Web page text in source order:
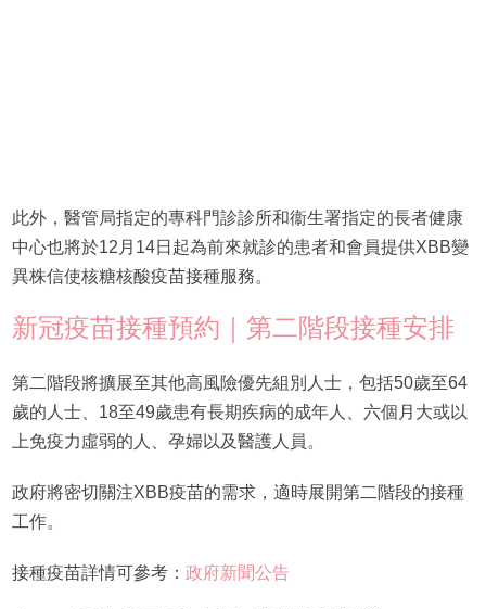
此外，醫管局指定的專科門診診所和衞生署指定的長者健康
中心也將於12月14日起為前來就診的患者和會員提供XBB變
異株信使核糖核酸疫苗接種服務。
新冠疫苗接種預約｜第二階段接種安排
第二階段將擴展至其他高風險優先組別人士，包括50歲至64
歲的人士、18至49歲患有長期疾病的成年人、六個月大或以
上免疫力虛弱的人、孕婦以及醫護人員。
政府將密切關注XBB疫苗的需求，適時展開第二階段的接種
工作。
接種疫苗詳情可參考： 政府新聞公告